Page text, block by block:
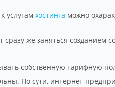
услугам хостинга можно
же заняться созданием
собственную тарифную
По сути, интернет-